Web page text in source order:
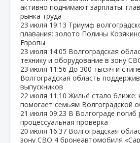
активно поднимают зарплаты:
рынка труда
23 июля 19:13 Триумф
плавания: золото Полины
Европы
23 июля 14:05 Волгоградская
технику и оборудование в зону
23 июля 11:56 До 300 тысяч и
Волгоградская область
выпускников
22 июля 11:10 Жильё стало ближе:
помогает семьям Волгоградской
21 июля 09:23 В Волгограде погиб
процессуальная проверка
20 июля 16:37 Волгоградская
зону СВО 4 бронеавтомобиля